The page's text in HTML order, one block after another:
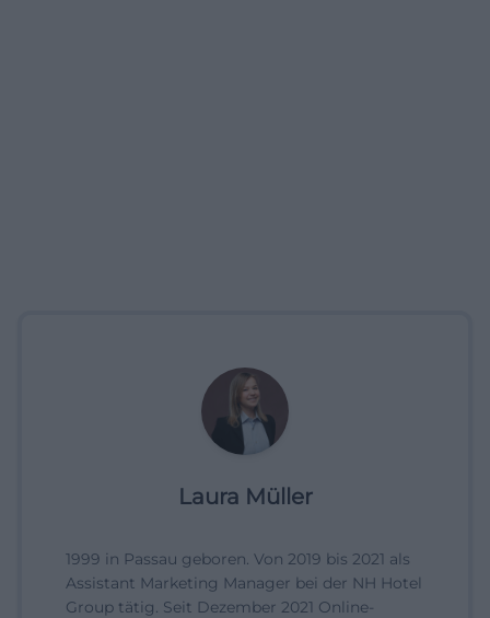
Laura Müller
1999 in Passau geboren. Von 2019 bis 2021 als
Assistant Marketing Manager bei der NH Hotel
Group tätig. Seit Dezember 2021 Online-